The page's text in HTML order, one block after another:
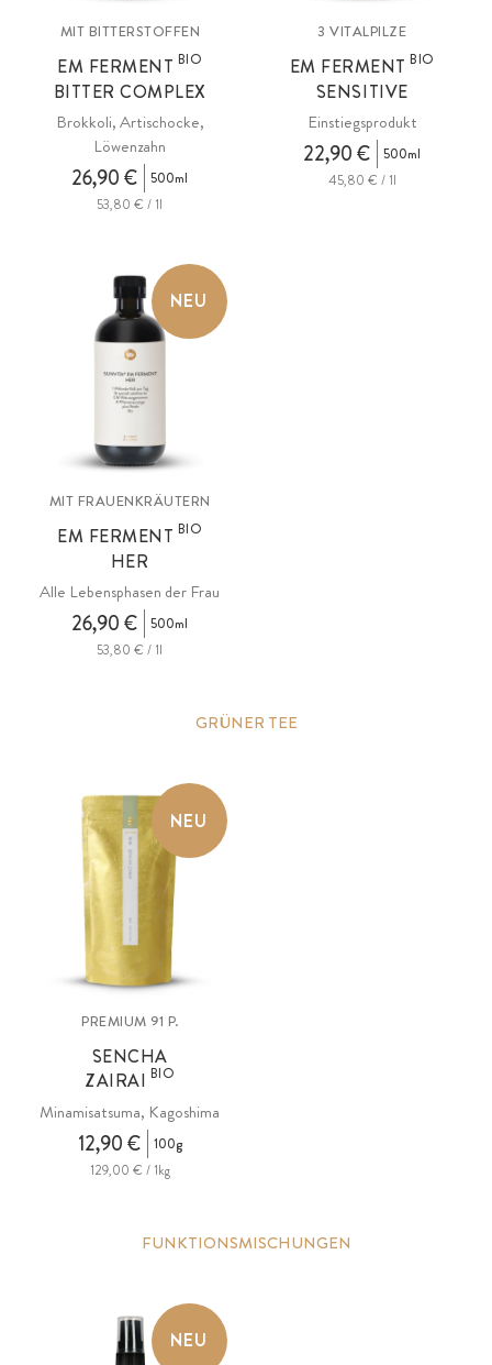
MIT BITTERSTOFFEN
EM FERMENTBIO
BITTER COMPLEX
Brokkoli, Artischocke,
Löwenzahn
26,90 €
500ml
53,80 € / 1l
3 VITALPILZE
EM FERMENTBIO
SENSITIVE
Einstiegsprodukt
22,90 €
500ml
45,80 € / 1l
NEU
MIT FRAUENKRÄUTERN
EM FERMENTBIO
HER
Alle Lebensphasen der Frau
26,90 €
500ml
53,80 € / 1l
GRÜNER TEE
NEU
PREMIUM 91 P.
SENCHA
ZAIRAIBIO
Minamisatsuma, Kagoshima
12,90 €
100g
129,00 € / 1kg
FUNKTIONSMISCHUNGEN
NEU